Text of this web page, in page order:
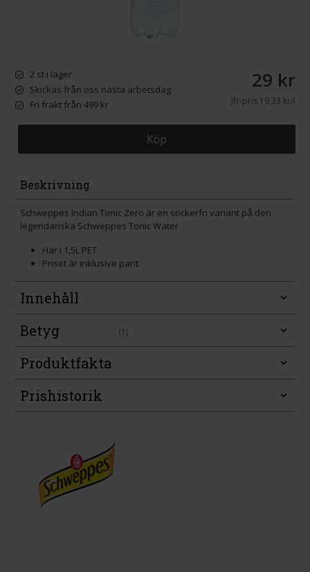
2 st i lager
Skickas från oss nästa arbetsdag
Fri frakt från 499 kr
29 kr
Jfr-pris19,33 kr/l
Köp
Beskrivning
Schweppes Indian Tonic Zero är en sockerfri variant på den
legendariska Schweppes Tonic Water.
Här i 1,5L PET.
Priset är inklusive pant.
Innehåll
Betyg
(1)
Produktfakta
Prishistorik